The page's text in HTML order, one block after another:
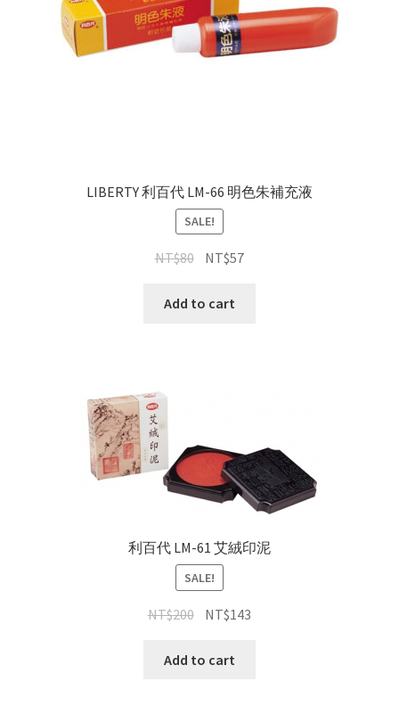
LIBERTY 利百代 LM-66 明色朱補充液
SALE!
NT$80 NT$57
Add to cart
利百代 LM-61 艾絨印泥
SALE!
NT$200 NT$143
Add to cart